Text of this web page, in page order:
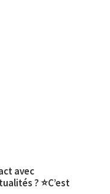
avec
? ⭐C’est